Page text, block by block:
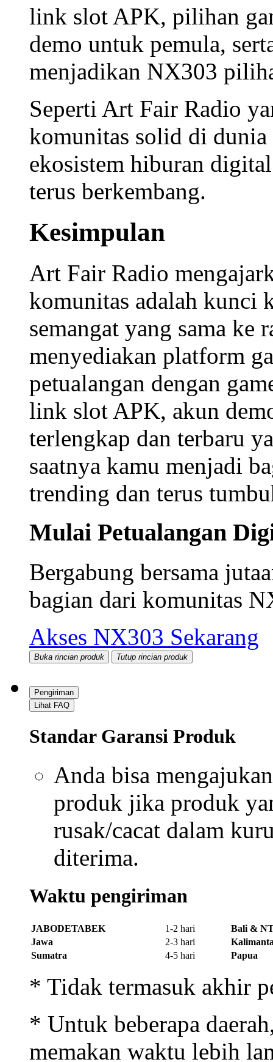
Koleksi permainan
membuat platform ini
Dari tema klasik hingga
dirancang untuk
Trending di
Indonesia
Tidak mengherankan
nama yang paling
Indonesia. Kombinasi
link slot APK, pilihan
demountuk pemula,
menjadikan NX303
Seperti Art Fair Radio
komunitas solid di
ekosistem hiburan
terus berkembang.
Kesimpulan
Art Fair Radio
komunitas adalah kunci
semangat yang sama
menyediakan platform
petualangandengan
link slot APK
terlengkap dan terbaru
saatnya kamu menjadi
trending dan terus
Mulai Petualangan
Bergabung bersama
bagian dari komunitas
Akses NX303 Sekarang
Buka rincian produk Tutup rincian produk
Lihat FAQ
Standar Garansi Produk
Anda bisa